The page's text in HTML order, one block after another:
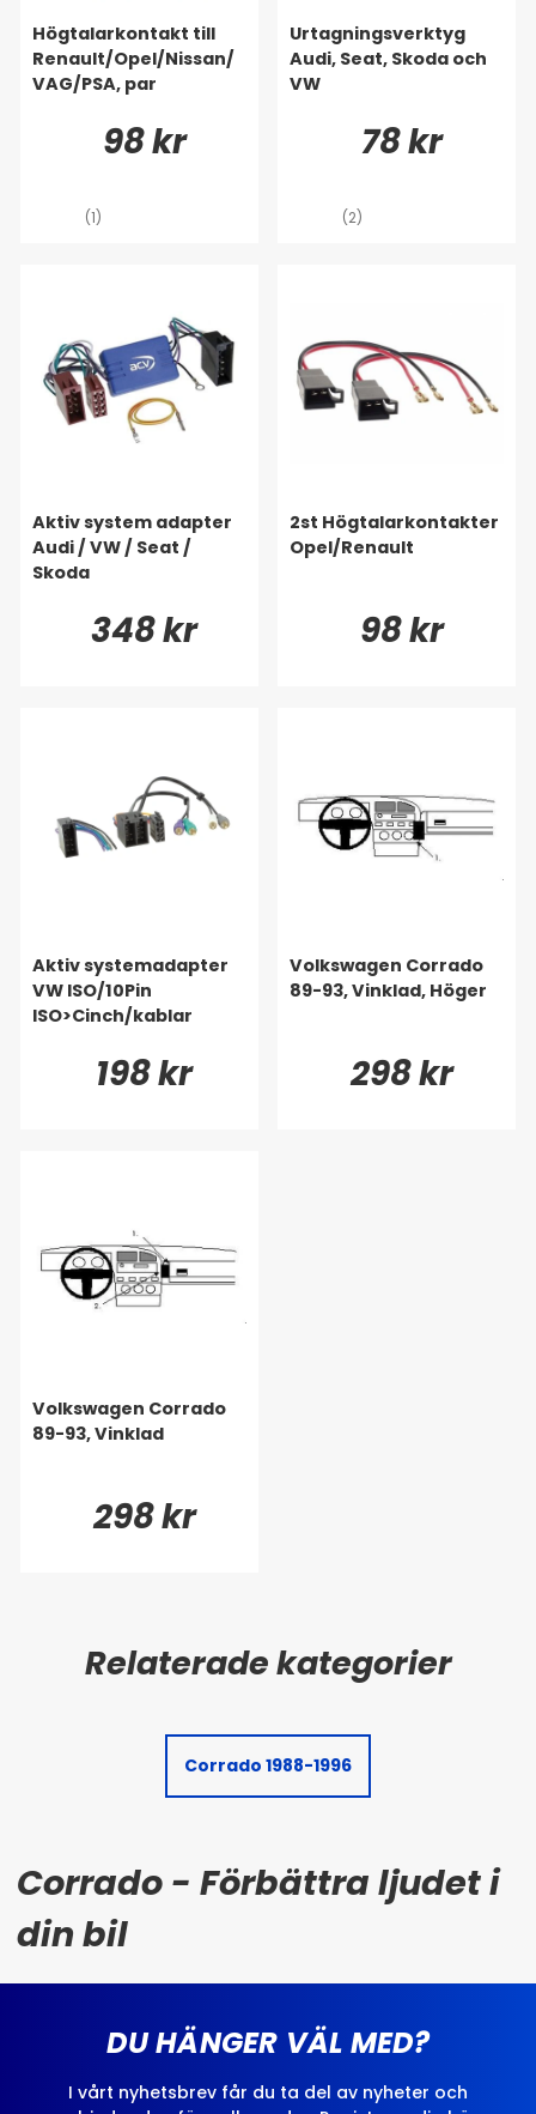
Högtalarkontakt till
Renault/Opel/Nissan/
VAG/PSA, par
98 kr
(1)
Urtagningsverktyg
Audi, Seat, Skoda och
VW
78 kr
(2)
Aktiv system adapter
Audi / VW / Seat /
Skoda
348 kr
2st Högtalarkontakter
Opel/Renault
98 kr
Aktiv systemadapter
VW ISO/10Pin
ISO>Cinch/kablar
198 kr
Volkswagen Corrado
89-93, Vinklad, Höger
298 kr
Volkswagen Corrado
89-93, Vinklad
298 kr
Corrado 1988-1996
Corrado - Förbättra ljudet i
din bil
DU HÄNGER VÄL MED?
I vårt nyhetsbrev får du ta del av nyheter och